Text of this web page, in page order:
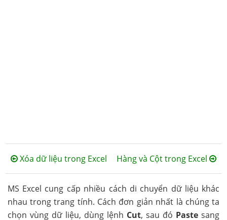
Xóa dữ liệu trong Excel Hàng và Cột trong Excel
MS Excel cung cấp nhiều cách di chuyển dữ liệu khác
nhau trong trang tính. Cách đơn giản nhất là chúng ta
chọn vùng dữ liệu, dùng lệnh Cut, sau đó Paste sang